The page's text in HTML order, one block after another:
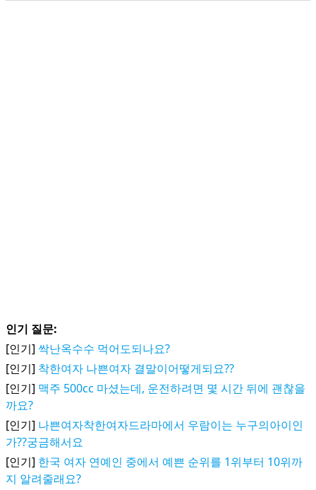
인기 질문:
[인기] 싹난옥수수 먹어도되나요?
[인기] 착한여자 나쁜여자 결말이어떻게되요??
[인기] 맥주 500cc 마셨는데, 운전하려면 몇 시간 뒤에 괜찮을
까요?
[인기] 나쁜여자착한여자드라마에서 우람이는 누구의아이인
가??궁금해서요
[인기] 한국 여자 연예인 중에서 예쁜 순위를 1위부터 10위까
지 알려줄래요?